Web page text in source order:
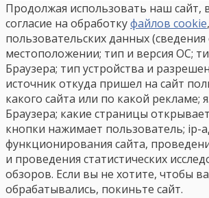
Продолжая использовать наш сайт,
согласие на обработкуфайлов cookie,
пользовательских данных (сведения
местоположении; тип и версия ОС;
Браузера; тип устройства и
источник откуда пришел на сайт
какого сайта или по какой рекламе;
Браузера; какие страницы
кнопки нажимает пользователь; ip-
функционирования сайта,
и проведения статистических
обзоров. Если вы не хотите, чтобы
обрабатывались, покиньте сайт.